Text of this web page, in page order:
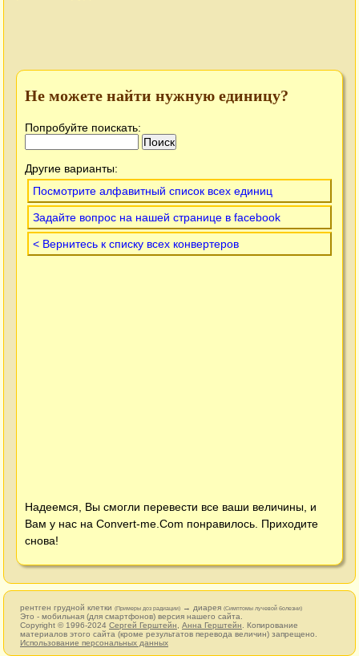
Не можете найти нужную единицу?
Попробуйте поискать:
Другие варианты:
Посмотрите алфавитный список всех единиц
Задайте вопрос на нашей странице в facebook
< Вернитесь к списку всех конвертеров
Надеемся, Вы смогли перевести все ваши величины, и
Вам у нас на Convert-me.Com понравилось. Приходите
снова!
рентген грудной клетки (Примеры доз радиации) → диарея (Симптомы лучевой болезни)
Это - мобильная (для смартфонов) версия нашего сайта.
Copyright © 1996-2024 Сергей Герштейн Анна Герштейн . Копирование
материалов этого сайта (кроме результатов перевода величин) запрещено.
Использование персональных данных